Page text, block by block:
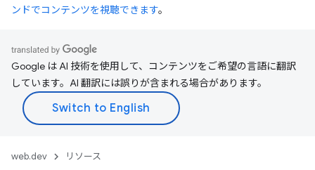
ンドでコンテンツを視聴できます。
Google は AI 技術を使用して、コンテンツをご希望の言語に翻訳
しています。AI 翻訳には誤りが含まれる場合があります。
web.dev リソース